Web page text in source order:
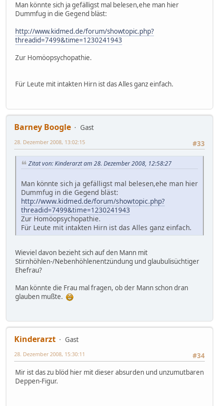
Man könnte sich ja gefälligst mal belesen,ehe man hier
Dummfug in die Gegend bläst:
http://www.kidmed.de/forum/showtopic.php?
threadid=7499&time=1230241943
Zur Homöopsychopathie.
Für Leute mit intakten Hirn ist das Alles ganz einfach.
Barney Boogle
Gast
#33
28. Dezember 2008, 13:02:15
Zitat von: Kinderarzt am 28. Dezember 2008, 12:58:27
Man könnte sich ja gefälligst mal belesen,ehe man hier
Dummfug in die Gegend bläst:
http://www.kidmed.de/forum/showtopic.php?
threadid=7499&time=1230241943
Zur Homöopsychopathie.
Für Leute mit intakten Hirn ist das Alles ganz einfach.
Wieviel davon bezieht sich auf den Mann mit
Stirnhöhlen-/Nebenhöhlenentzündung und glaubulisüchtiger
Ehefrau?
Man könnte die Frau mal fragen, ob der Mann schon dran
glauben mußte.
Kinderarzt
Gast
#34
28. Dezember 2008, 15:30:11
Mir ist das zu blöd hier mit dieser absurden und unzumutbaren
Deppen-Figur.